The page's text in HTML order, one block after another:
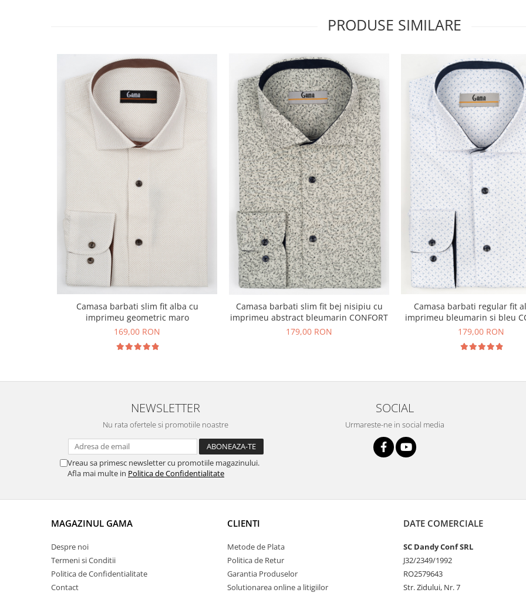
PRODUSE SIMILARE
Camasa barbati slim fit alba cu
imprimeu geometric maro
169,00 RON
Camasa barbati slim fit bej nisipiu cu
imprimeu abstract bleumarin CONFORT
179,00 RON
Camasa barbati regular fit
imprimeu bleumarin si bleu
179,00 RON
NEWSLETTER
Nu rata ofertele si promotiile noastre
Vreau sa primesc newsletter cu promotiile magazinului.
Afla mai multe in Politica de Confidentialitate
SOCIAL
Urmareste-ne in social media
MAGAZINUL GAMA
Despre noi
Termeni si Conditii
Politica de Confidentialitate
Contact
CLIENTI
Metode de Plata
Politica de Retur
Garantia Produselor
Solutionarea online a litigiilor
DATE COMERCIALE
SC Dandy Conf SRL
J32/2349/1992
RO2579643
Str. Zidului, Nr. 7